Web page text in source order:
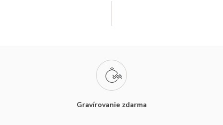
Gravírovanie zdarma